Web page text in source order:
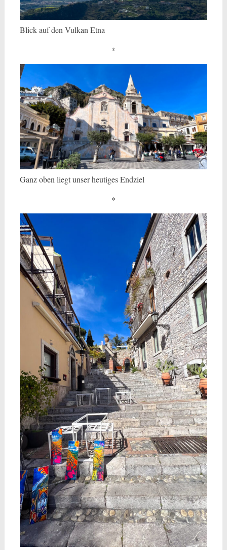
Blick auf den Vulkan Etna
*
Ganz oben liegt unser heutiges Endziel
*